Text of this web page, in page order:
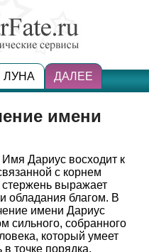
ЛУНА ДАЛЕЕ
имени
Имя Дариус восходит к
с корнем
выражает
обладания благом. В
имени Дариус
сильного, собранного
который умеет
точке порядка.